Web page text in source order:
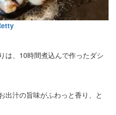
は、10時間煮込んで作ったダシ
出汁の旨味がふわっと香り、と